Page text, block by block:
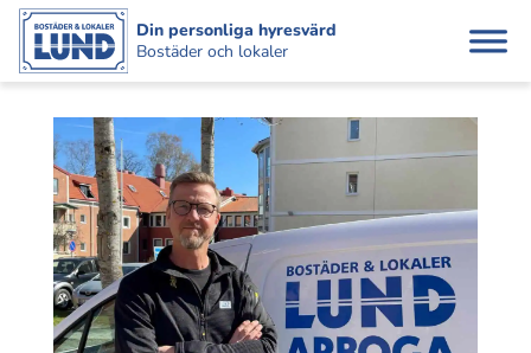
Din personliga hyresvärd
Bostäder och lokaler